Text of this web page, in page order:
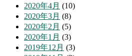
2020年4月 (10)
2020年3月 (8)
2020年2月 (5)
2020年1月 (3)
2019年12月 (3)